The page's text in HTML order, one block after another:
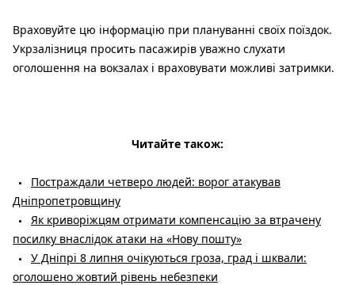
Враховуйте цю інформацію при плануванні своїх поїздок.
Укрзалізниця просить пасажирів уважно слухати
оголошення на вокзалах і враховувати можливі затримки.
Читайте також:
Постраждали четверо людей: ворог атакував
Дніпропетровщину
Як криворіжцям отримати компенсацію за втрачену
посилку внаслідок атаки на «Нову пошту»
У Дніпрі 8 липня очікуються гроза, град і шквали:
оголошено жовтий рівень небезпеки